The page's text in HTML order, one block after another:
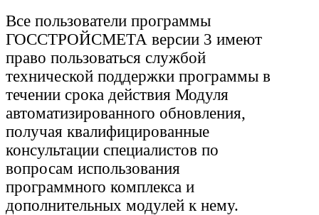
Все пользователи программы
ГОССТРОЙСМЕТА версии 3 имеют
право пользоваться службой
технической поддержки программы в
течении срока действия Модуля
автоматизированного обновления,
получая квалифицированные
консультации специалистов по
вопросам использования
программного комплекса и
дополнительных модулей к нему.